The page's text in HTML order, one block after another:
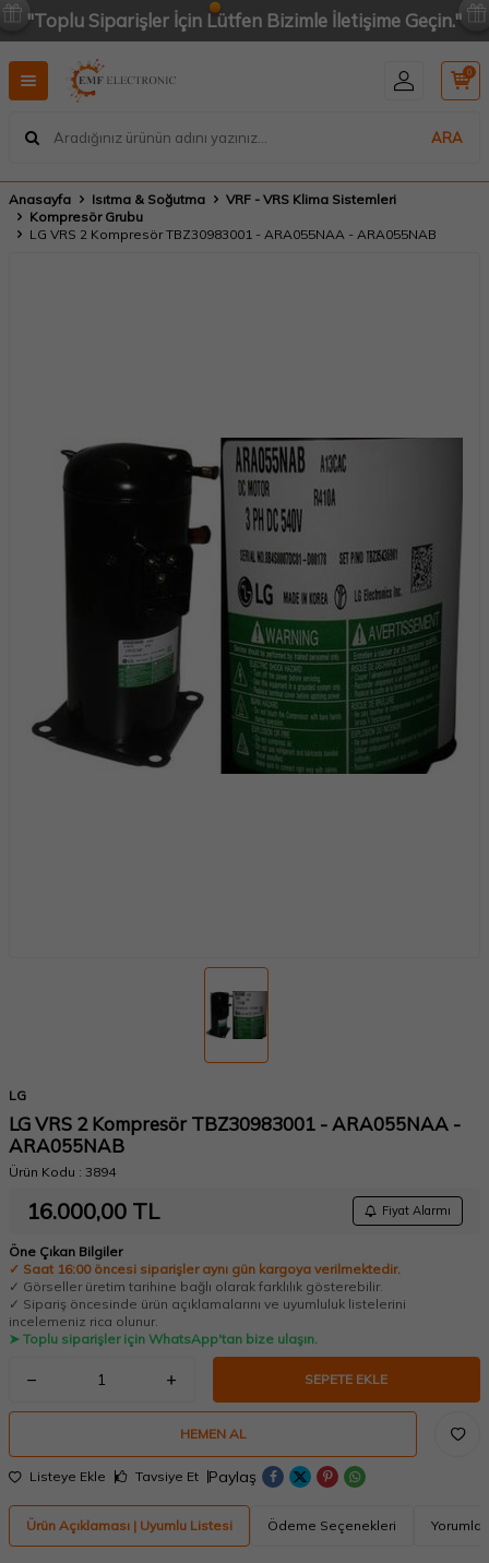
"Toplu Siparişler İçin Lütfen Bizimle İletişime Geçin."
ARA
0
Anasayfa Isıtma & Soğutma
VRF - VRS Klima Sistemleri
Kompresör Grubu
LG VRS 2 Kompresör TBZ30983001 - ARA055NAA - ARA055NAB
LG
LG VRS 2 Kompresör TBZ30983001 - ARA055NAA -
ARA055NAB
Ürün Kodu : 3894
16.000,00 TL Fiyat Alarmı
Öne Çıkan Bilgiler
✓ Saat 16:00 öncesi siparişler aynı gün kargoya verilmektedir.
✓ Görseller üretim tarihine bağlı olarak farklılık gösterebilir.
✓ Sipariş öncesinde ürün açıklamalarını ve uyumluluk listelerini
incelemeniz rica olunur.
➤ Toplu siparişler için WhatsApp'tan bize ulaşın.
SEPETE EKLE
HEMEN AL
Listeye Ekle Tavsiye Et Paylaş
Ürün Açıklaması | Uyumlu Listesi Ödeme Seçenekleri Yorumlar